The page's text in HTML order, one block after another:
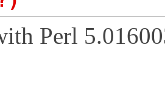
Perl